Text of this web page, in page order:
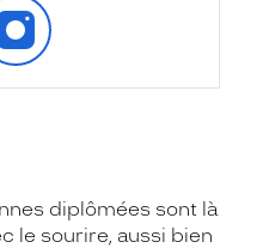
diplômées sont là
le sourire, aussi bien